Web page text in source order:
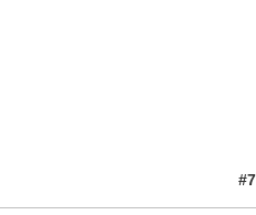
#7